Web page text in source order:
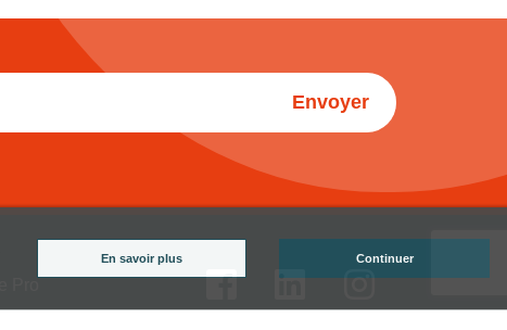
Envoyer
En savoir plus Continuer